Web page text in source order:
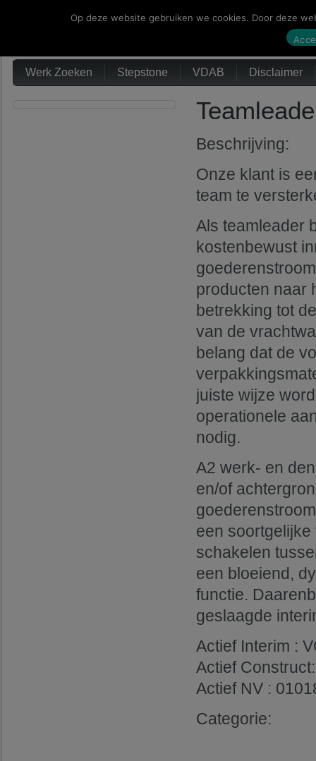
Werk Zoeken Stepstone VDAB Disclaimer
Beschrijving:
Onze klant is
team te
Als teamleader
kostenbewust
producten naar
betrekking tot
van de
belang dat de
juiste wijze
operationele
nodig.
A2 werk- en
en/of
een
schakelen
een bloeiend,
functie.
geslaagde
Actief Interim :
Actief
Actief NV :
Categorie:
Op deze website gebruiken we cookies. Door deze